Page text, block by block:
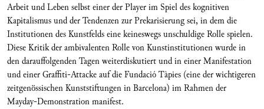
Arbeit und Leben selbst einer der Player im Spiel des kognitiven
Kapitalismus und der Tendenzen zur Prekarisierung sei, in dem die
Institutionen des Kunstfelds eine keineswegs unschuldige Rolle spielen.
Diese Kritik der ambivalenten Rolle von Kunstinstitutionen wurde in
den darauffolgenden Tagen weiterdiskutiert und in einer Manifestation
und einer Graffiti-Attacke auf die Fundació Tàpies (eine der wichtigeren
zeitgenössischen Kunststiftungen in Barcelona) im Rahmen der
Mayday-Demonstration manifest.